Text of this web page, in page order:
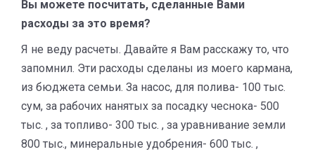
Вы можете посчитать, сделанные Вами
расходы за это время?
Я не веду расчеты. Давайте я Вам расскажу то, что
запомнил. Эти расходы сделаны из моего кармана,
из бюджета семьи. За насос, для полива- 100 тыс.
сум, за рабочих нанятых за посадку чеснока- 500
тыс. , за топливо- 300 тыс. , за уравнивание земли
800 тыс., минеральные удобрения- 600 тыс. ,